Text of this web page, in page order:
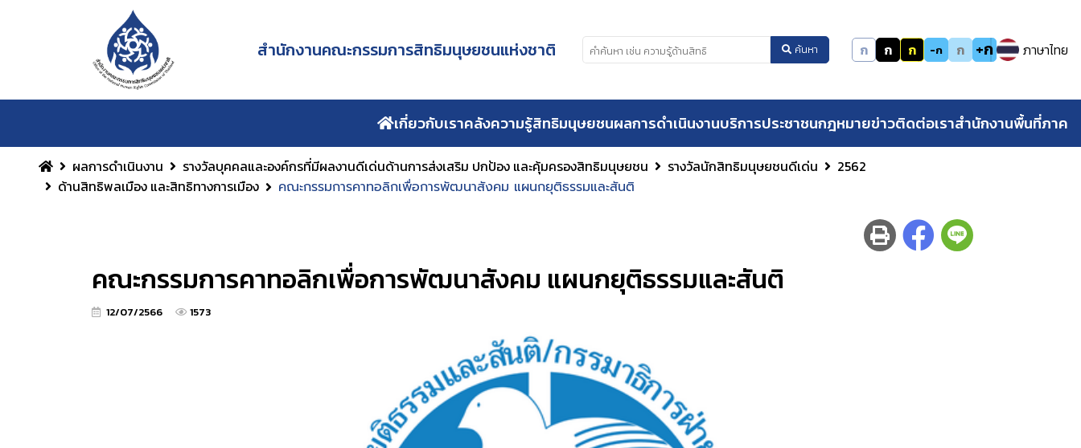
สำนักงานคณะกรรมการสิทธิมนุษยชนแห่งชาติ ค้นหา ก ก ก -ก ก +ก ภาษาไทย
เกี่ยวกับเราคลังความรู้สิทธิมนุษยชนผลการดำเนินงานบริการประชาชนกฎหมายข่าวติดต่อเราสำนักงานพื้นที่ภาค
ผลการดำเนินงาน รางวัลบุคคลและองค์กรที่มีผลงานดีเด่นด้านการส่งเสริม ปกป้อง และคุ้มครองสิทธิมนุษยชน รางวัลนักสิทธิมนุษยชนดีเด่น
2562
ด้านสิทธิพลเมือง และสิทธิทางการเมือง
คณะกรรมการคาทอลิกเพื่อการพัฒนาสังคม แผนกยุติธรรมและสันติ
คณะกรรมการคาทอลิกเพื่อการพัฒนาสังคม แผนกยุติธรรมและสันติ
12/07/2566 1573